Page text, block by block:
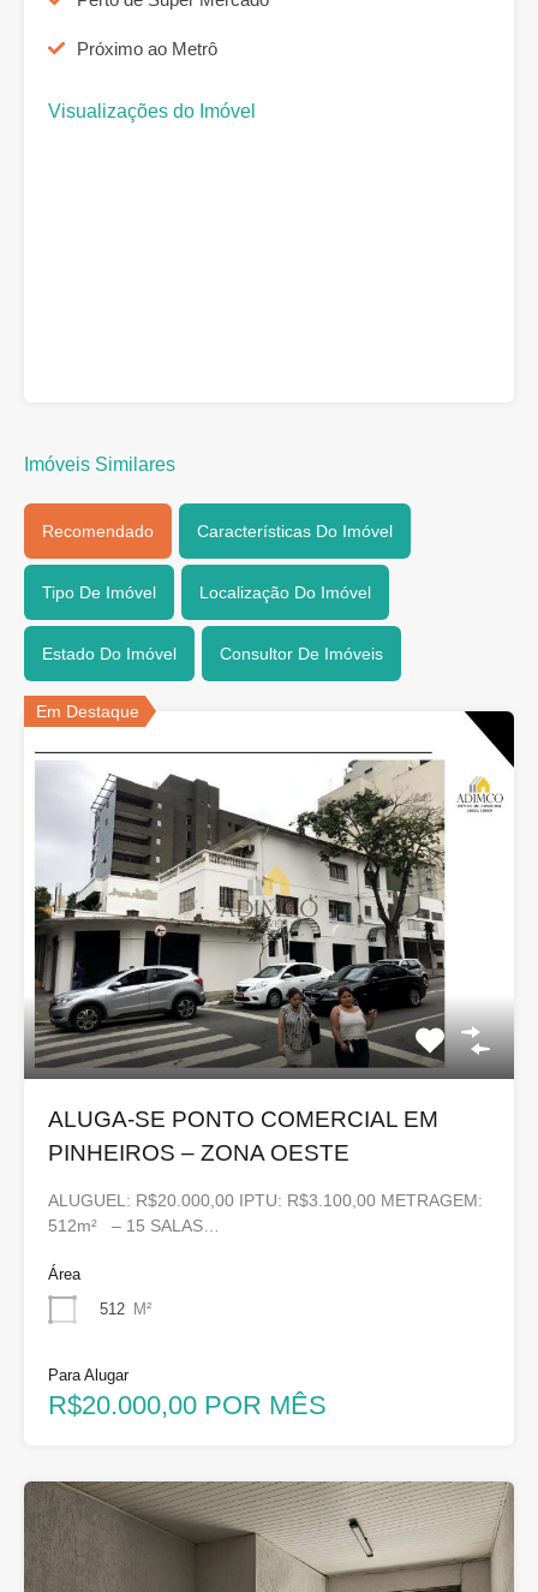
Próximo ao Metrô
Visualizações do Imóvel
Imóveis Similares
Recomendado Características Do Imóvel
Tipo De Imóvel Localização Do Imóvel
Estado Do Imóvel Consultor De Imóveis
Em Destaque
ALUGA-SE PONTO COMERCIAL EM
PINHEIROS – ZONA OESTE
ALUGUEL: R$20.000,00 IPTU: R$3.100,00 METRAGEM:
512m² – 15 SALAS…
Área
512 M²
Para Alugar
R$20.000,00 POR MÊS